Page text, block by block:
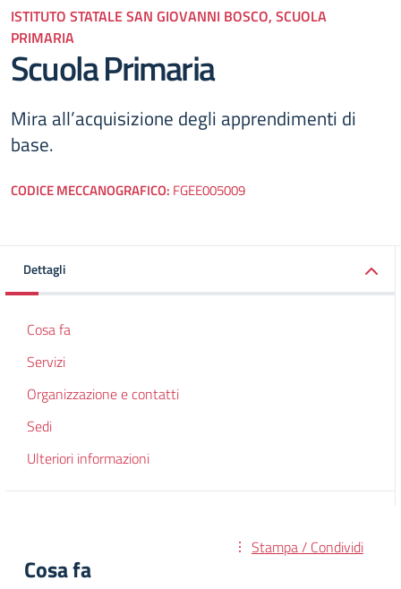
ISTITUTO STATALE SAN GIOVANNI BOSCO, SCUOLA
PRIMARIA
Scuola Primaria
Mira all’acquisizione degli apprendimenti di
base.
CODICE MECCANOGRAFICO: FGEE005009
Dettagli
Cosa fa
Servizi
Organizzazione e contatti
Sedi
Ulteriori informazioni
Stampa / Condividi
Cosa fa